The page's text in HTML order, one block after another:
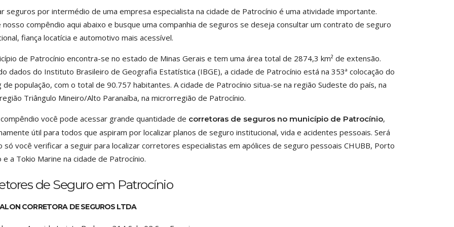
seguros por intermédio de uma empresa especialista na cidade de Patrocínio é uma atividade importante.
nosso compêndio aqui abaixo e busque uma companhia de seguros se deseja consultar um contrato de seguro
fiança locatícia e automotivo mais acessível.
de Patrocínio encontra-se no estado de Minas Gerais e tem uma área total de 2874,3 km² de extensão.
dados do Instituto Brasileiro de Geografia Estatística (IBGE), a cidade de Patrocínio está na 353ª colocação do
de população, com o total de 90.757 habitantes. A cidade de Patrocínio situa-se na região Sudeste do país, na
Triângulo Mineiro/Alto Paranaíba, na microrregião de Patrocínio.
você pode acessar grande quantidade de corretoras de seguros no município de Patrocínio,
útil para todos que aspiram por localizar planos de seguro institucional, vida e acidentes pessoais. Será
só você verificar a seguir para localizar corretores especialistas em apólices de seguro pessoais CHUBB, Porto
e a Tokio Marine na cidade de Patrocínio.
de Seguro em Patrocínio
CORRETORA DE SEGUROS LTDA